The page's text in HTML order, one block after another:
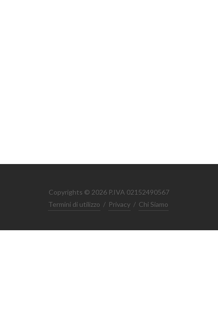
Copyrights © 2026 P.IVA 02152490567
Termini di utilizzo / Privacy / Chi Siamo